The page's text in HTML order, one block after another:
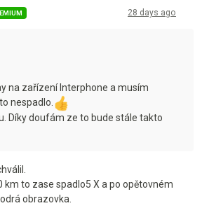
28 days ago
na zařízení Interphone a musím
nespadlo.
Díky doufám ze to bude stále takto
km to zase spadlo5 X a po opětovném
obrazovka.